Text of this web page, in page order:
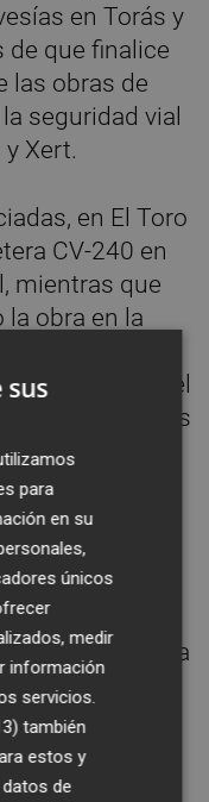
en Torás y
de que finalice
las obras de
seguridad vial
Xert.
en El Toro
CV-240 en
mientras que
la obra en la
Como ha
responsable del
, "las
del pavimento
de
mejorar la
dando
provincial ha
de
mejorar la
urbano
frente a los
sus
para
en su
únicos
medir
información
servicios.
también
estos y
de